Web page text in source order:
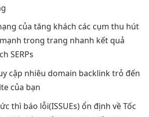
của tăng khách các cụm thu hút
trong trang nhanh kết quả
SERPs
cập nhiêu domain backlink trỏ đến
của bạn
thì báo lỗi(ISSUEs) ổn định về Tốc